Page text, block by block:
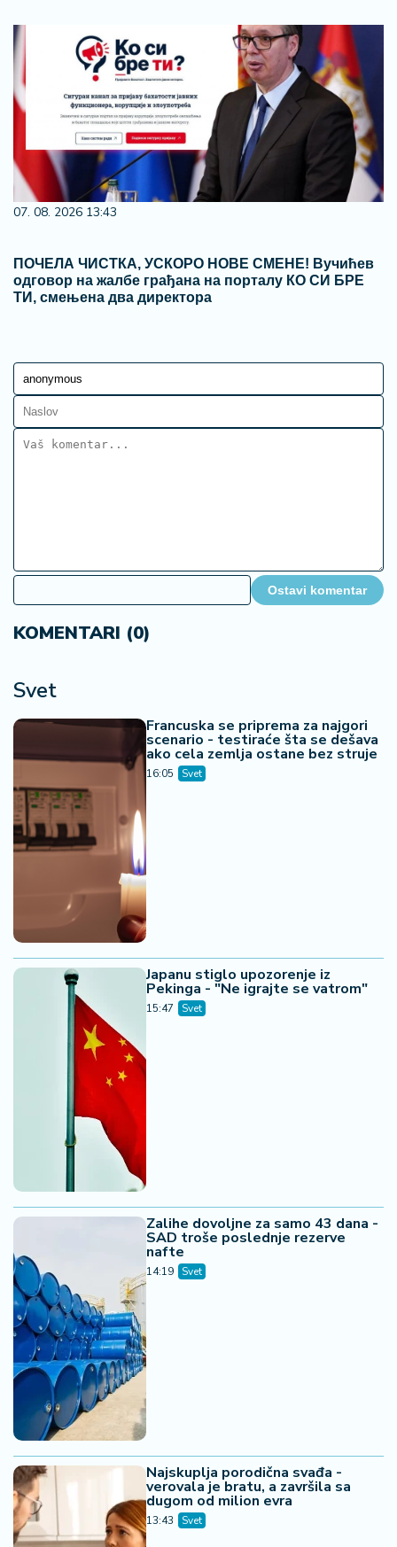
07. 08. 2026 13:43
ПОЧЕЛА ЧИСТКА, УСКОРО НОВЕ СМЕНЕ! Вучићев
одговор на жалбе грађана на порталу КО СИ БРЕ
ТИ, смењена два директора
Ostavi komentar
KOMENTARI (0)
Svet
Francuska se priprema za najgori
scenario - testiraće šta se dešava
ako cela zemlja ostane bez struje
16:05 Svet
Japanu stiglo upozorenje iz
Pekinga - "Ne igrajte se vatrom"
15:47 Svet
Zalihe dovoljne za samo 43 dana -
SAD troše poslednje rezerve
nafte
14:19 Svet
Najskuplja porodična svađa -
verovala je bratu, a završila sa
dugom od milion evra
13:43 Svet